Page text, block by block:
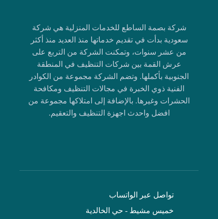
شركة بصمة الساطع للخدمات المنزلية هي شركة
سعودية بدأت في تقديم خدماتها منذ العديد منذ أكثر
من عشر سنوات، وتمكنت الشركة من التربع على
عرش القمة بين شركات التنظيف في المنطقة
الجنوبية بأكملها. وتضم الشركة مجموعة من الكوادر
الفنية ذوي الخبرة في مجالات التنظيف ومكافحة
الحشرات وغيرها. بالإضافة إلى امتلاكها مجموعة من
افضل واحدث اجهزة التنظيف والتعقيم.
تواصل عبر الواتساب
خميس مشيط - حي الخالدية